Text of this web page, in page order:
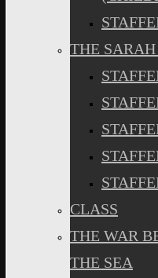
THE
CLASS
THE WAR
THE SEA